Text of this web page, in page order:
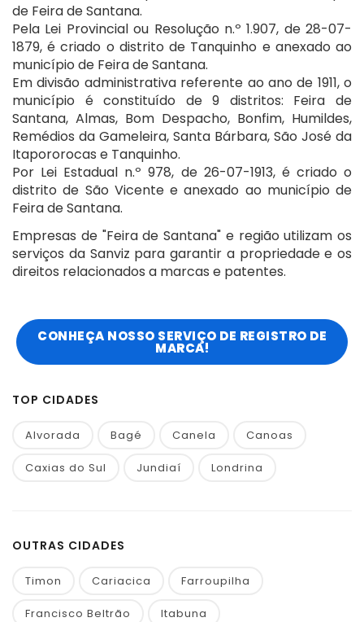
de Feira de Santana.
Pela Lei Provincial ou Resolução n.º 1.907, de 28-07-
1879, é criado o distrito de Tanquinho e anexado ao
município de Feira de Santana.
Em divisão administrativa referente ao ano de 1911, o
município é constituído de 9 distritos: Feira de
Santana, Almas, Bom Despacho, Bonfim, Humildes,
Remédios da Gameleira, Santa Bárbara, São José da
Itapororocas e Tanquinho.
Por Lei Estadual n.º 978, de 26-07-1913, é criado o
distrito de São Vicente e anexado ao município de
Feira de Santana.
Empresas de "Feira de Santana" e região utilizam os
serviços da Sanviz para garantir a propriedade e os
direitos relacionados a marcas e patentes.
CONHEÇA NOSSO SERVIÇO DE REGISTRO DE
MARCA!
TOP CIDADES
Alvorada Bagé Canela Canoas
Caxias do Sul Jundiaí Londrina
OUTRAS CIDADES
Timon Cariacica Farroupilha
Francisco Beltrão Itabuna